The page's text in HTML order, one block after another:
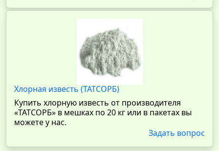
Хлорная известь (ТАТСОРБ)
Купить хлорную известь от производителя
«ТАТСОРБ» в мешках по 20 кг или в пакетах вы
можете у нас.
Задать вопрос